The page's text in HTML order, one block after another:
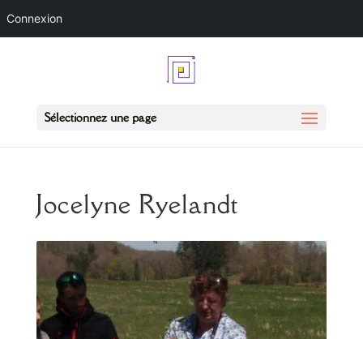
Connexion
Sélectionnez une page
Jocelyne Ryelandt